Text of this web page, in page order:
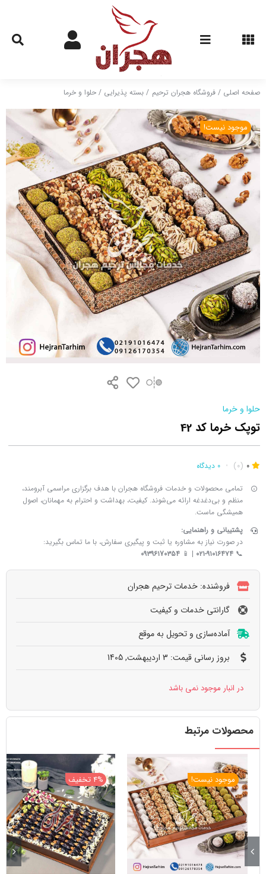
content
صفحه اصلی فروشگاه هجران ترحیم بسته پذیرایی حلوا و خرما
موجود نیست!
حلوا و خرما
توپک خرما کد 42
0
(0)
• 0 دیدگاه
تمامی محصولات و خدمات فروشگاه هجران با هدف برگزاری مراسمی آبرومند،
منظم و بی‌دغدغه ارائه می‌شوند. کیفیت، بهداشت و احترام به مهمانان، اصول
همیشگی ماست.
پشتیبانی و راهنمایی:
در صورت نیاز به مشاوره یا ثبت و پیگیری سفارش، با ما تماس بگیرید:
📞 ۰۲۱-۹۱۰۱۶۴۷۴ | 📱 ۰۹۳۹۶۱7۰۳۵۴
فروشنده: خدمات ترحیم هجران
گارانتی خدمات و کیفیت
آماده‌سازی و تحویل به‌ موقع
بروز رسانی قیمت: 3 اردیبهشت, 1405
در انبار موجود نمی باشد
محصولات مرتبط
موجود نیست! 4% تخفیف